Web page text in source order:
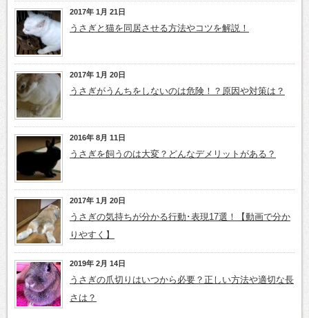
2017年 1月 21日
うさぎと猫を同居させる方法やコツを解説！
2017年 1月 20日
うさぎがうんちをしないのは危険！？原因や対策は？
2016年 8月 11日
うさぎを飼うのは大変？どんなデメリットがある？
2017年 1月 20日
うさぎの気持ちが分かる行動･表現17選！【動画で分か
りやすく】
2019年 2月 14日
うさぎの爪切りはいつから必要？正しい方法や適切な長
さは？